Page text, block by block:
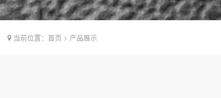
当前位置：首页 > 产品展示